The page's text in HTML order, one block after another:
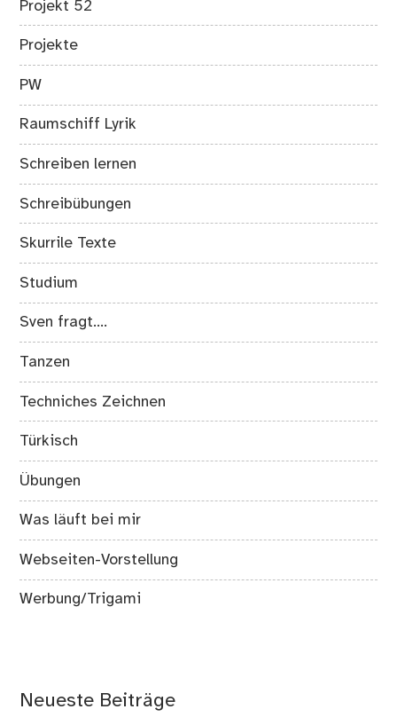
Projekt 52
Projekte
PW
Raumschiff Lyrik
Schreiben lernen
Schreibübungen
Skurrile Texte
Studium
Sven fragt….
Tanzen
Techniches Zeichnen
Türkisch
Übungen
Was läuft bei mir
Webseiten-Vorstellung
Werbung/Trigami
Neueste Beiträge